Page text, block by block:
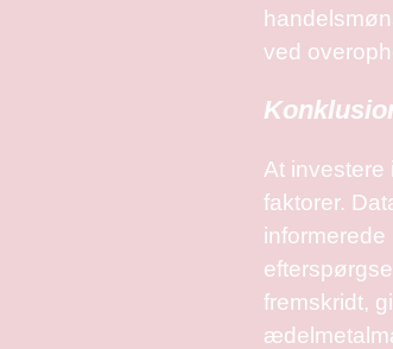
ved
At
faktorer.
fremskridt,